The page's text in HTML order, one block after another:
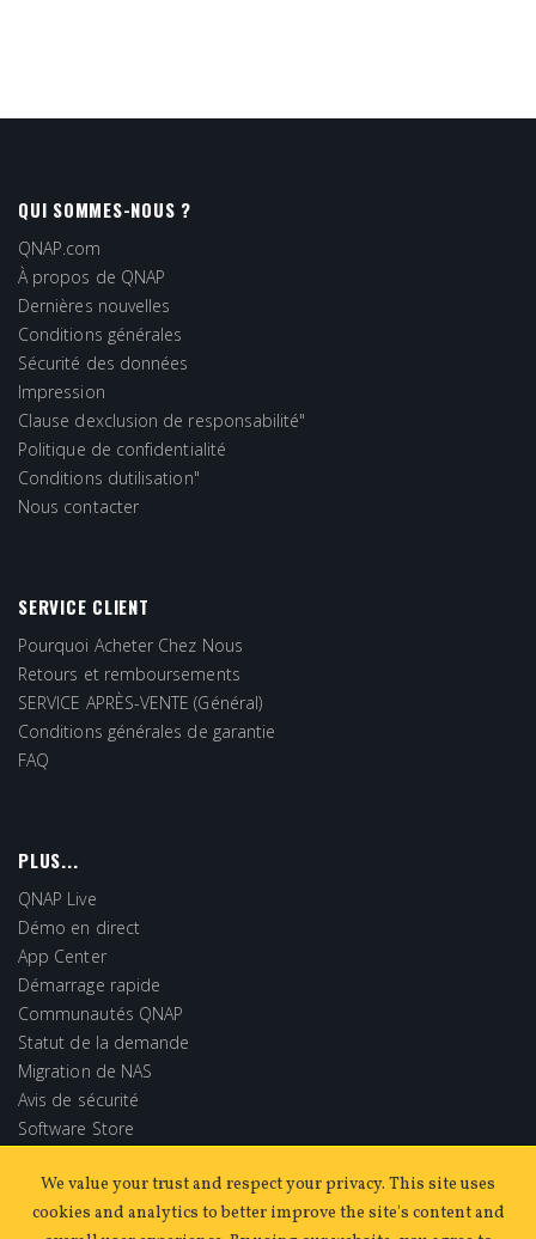
QUI SOMMES-NOUS ?
QNAP.com
À propos de QNAP
Dernières nouvelles
Conditions générales
Sécurité des données
Impression
Clause dexclusion de responsabilité"
Politique de confidentialité
Conditions dutilisation"
Nous contacter
SERVICE CLIENT
Pourquoi Acheter Chez Nous
Retours et remboursements
SERVICE APRÈS-VENTE (Général)
Conditions générales de garantie
FAQ
PLUS...
QNAP Live
Démo en direct
App Center
Démarrage rapide
Communautés QNAP
Statut de la demande
Migration de NAS
Avis de sécurité
Software Store
We value your trust and respect your privacy. This site uses
cookies and analytics to better improve the site's content and